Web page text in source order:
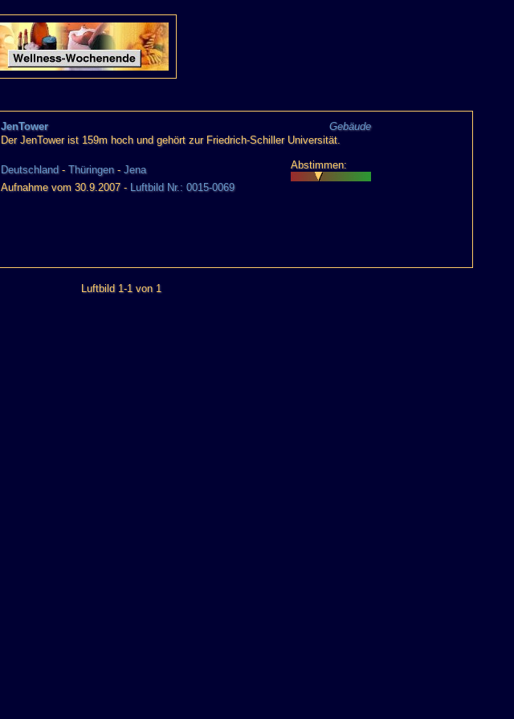
JenTower
Gebäude
Der JenTower ist 159m hoch und gehört zur Friedrich-Schiller Universität.
Deutschland- Thüringen- Jena
Abstimmen:
Aufnahme vom 30.9.2007 - Luftbild Nr.: 0015-0069
Luftbild 1-1 von 1